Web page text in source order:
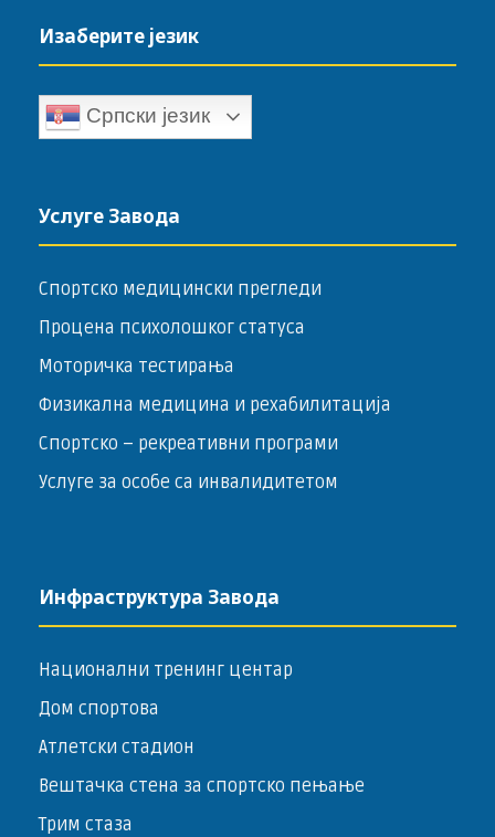
Изаберите језик
Српски језик
Услуге Завода
Спортско медицински прегледи
Процена психолошког статуса
Моторичка тестирања
Физикална медицина и рехабилитација
Спортско – ­рекреативни програми
Услуге за особе са инвалидитетом
Инфраструктура Завода
Национални тренинг центар
Дом спортова
Атлетски стадион
Вештачка стена за спортско пењање
Трим стаза